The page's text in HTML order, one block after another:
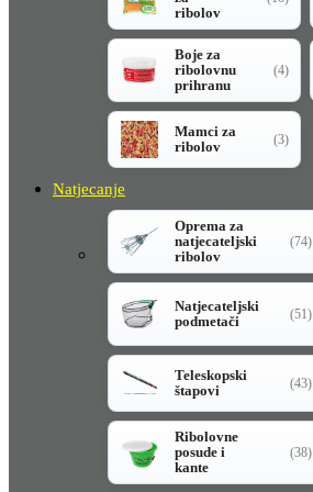
ribolov
Boje za
ribolovnu
prihranu
(4)
Mamci za
ribolov
(3)
Natjecanje
Oprema za
natjecateljski
ribolov
(74)
Natjecateljski
podmetači
(51)
Teleskopski
štapovi
(43)
Ribolovne
posude i
kante
(38)